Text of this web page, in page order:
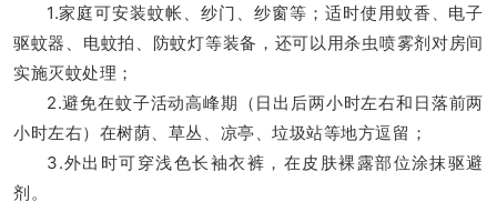
1.家庭可安装蚊帐、纱门、纱窗等；适时使用蚊香、电子
驱蚊器、电蚊拍、防蚊灯等装备，还可以用杀虫喷雾剂对房间
实施灭蚊处理；
2.避免在蚊子活动高峰期（日出后两小时左右和日落前两
小时左右）在树荫、草丛、凉亭、垃圾站等地方逗留；
3.外出时可穿浅色长袖衣裤，在皮肤裸露部位涂抹驱避
剂。